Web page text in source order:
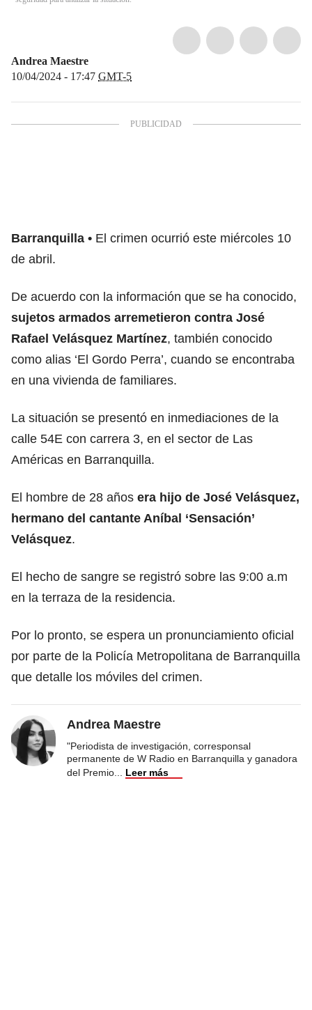
Andrea Maestre
10/04/2024 - 17:47 GMT-5
Barranquilla
El crimen ocurrió este miércoles 10
de abril.
De acuerdo con la información que se ha conocido,
sujetos armados arremetieron contra José
Rafael Velásquez Martínez, también conocido
como alias ‘El Gordo Perra’, cuando se encontraba
en una vivienda de familiares.
La situación se presentó en inmediaciones de la
calle 54E con carrera 3, en el sector de Las
Américas en Barranquilla.
El hombre de 28 años era hijo de José Velásquez,
hermano del cantante Aníbal ‘Sensación’
Velásquez.
El hecho de sangre se registró sobre las 9:00 a.m
en la terraza de la residencia.
Por lo pronto, se espera un pronunciamiento oficial
por parte de la Policía Metropolitana de Barranquilla
que detalle los móviles del crimen.
Andrea Maestre
"Periodista de investigación, corresponsal
permanente de W Radio en Barranquilla y ganadora
del Premio
Leer más